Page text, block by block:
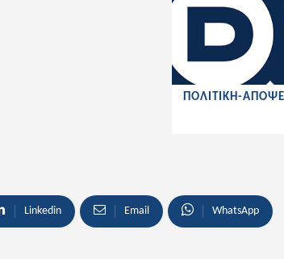
ΠΟΛΙΤΙΚΗ-
Linkedin Email WhatsApp